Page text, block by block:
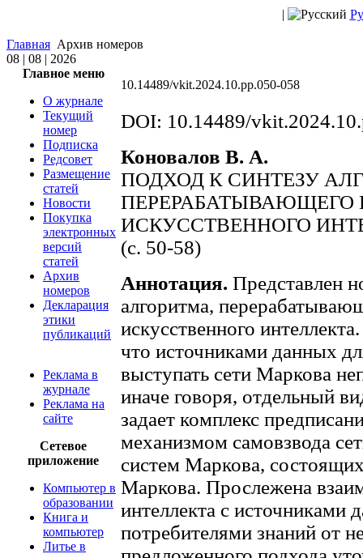
|
Главная Архив номеров
08 | 08 | 2026
Главное меню
О журнале
Текущий
номер
Подписка
Редсовет
Размещение
статей
Новости
Покупка
электронных
версий
статей
Архив
номеров
Декларация
этики
публикаций
Реклама в
журнале
Реклама на
сайте
Сетевое
приложение
Компьютер в
образовании
Книга и
компьютер
Литье в
10.14489/vkit.2024.10.pp.050-058
DOI: 10.14489/
Коновалов В. А.
ПОДХОД К СИНТЕЗУ
ПЕРЕРАБАТЫВАЮЩЕГО
ИСКУССТВЕННОГО
(c. 50-58)
Аннотация. Представлен
алгоритма,
искусственного
что источниками данных
выступать сети Маркова
иначе говоря, отдельный
задает комплекс
механизмом самовзвода
систем Маркова,
Маркова. Прослежена
интеллекта с источниками
потребителями знаний от